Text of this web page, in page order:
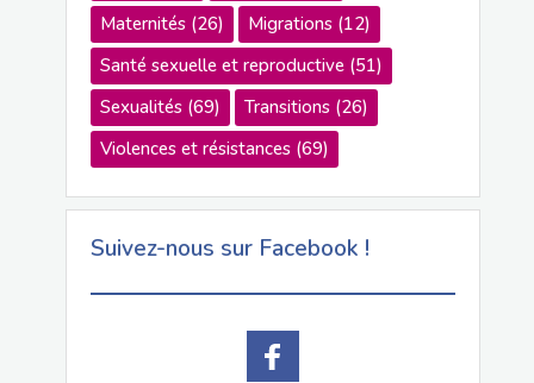
Maternités(26) Migrations(12)
Santé sexuelle et reproductive(51)
Sexualités(69) Transitions(26)
Violences et résistances(69)
Suivez-nous sur Facebook !